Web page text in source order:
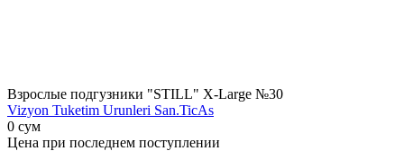
Взрослые подгузники "STILL" X-Large №30
Vizyon Tuketim Urunleri San.TicAs
0 сум
Цена при последнем поступлении